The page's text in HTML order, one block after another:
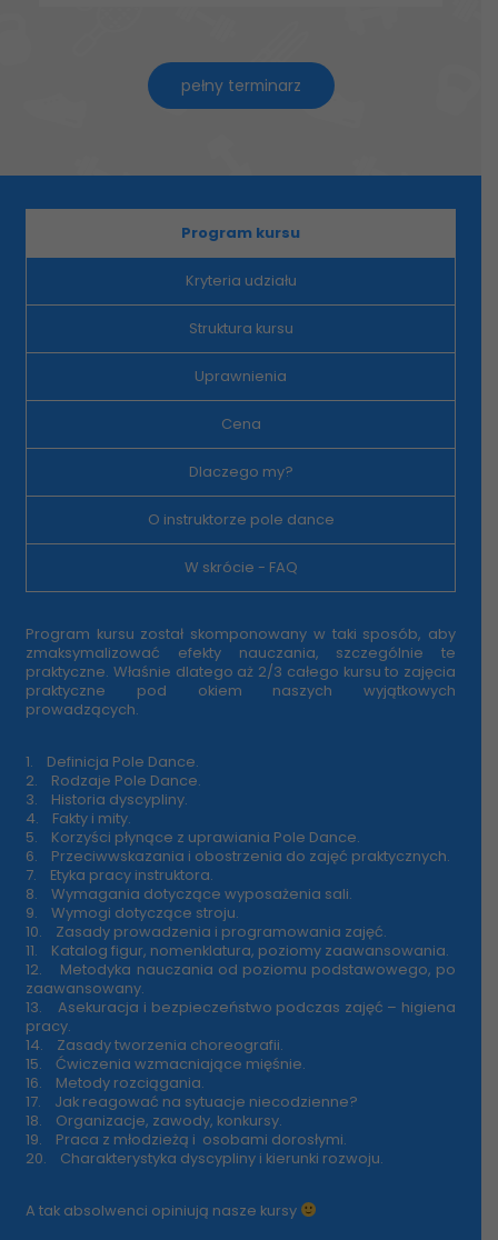
pełny terminarz
Program kursu
Kryteria udziału
Struktura kursu
Uprawnienia
Cena
Dlaczego my?
O instruktorze pole dance
W skrócie - FAQ
Program kursu został skomponowany w taki sposób, aby
zmaksymalizować efekty nauczania, szczególnie te
praktyczne. Właśnie dlatego aż 2/3 całego kursu to zajęcia
praktyczne pod okiem naszych wyjątkowych
prowadzących.
1. Definicja Pole Dance.
2. Rodzaje Pole Dance.
3. Historia dyscypliny.
4. Fakty i mity.
5. Korzyści płynące z uprawiania Pole Dance.
6. Przeciwwskazania i obostrzenia do zajęć praktycznych.
7. Etyka pracy instruktora.
8. Wymagania dotyczące wyposażenia sali.
9. Wymogi dotyczące stroju.
10. Zasady prowadzenia i programowania zajęć.
11. Katalog figur, nomenklatura, poziomy zaawansowania.
12. Metodyka nauczania od poziomu podstawowego, po
zaawansowany.
13. Asekuracja i bezpieczeństwo podczas zajęć – higiena
pracy.
14. Zasady tworzenia choreografii.
15. Ćwiczenia wzmacniające mięśnie.
16. Metody rozciągania.
17. Jak reagować na sytuacje niecodzienne?
18. Organizacje, zawody, konkursy.
19. Praca z młodzieżą i osobami dorosłymi.
20. Charakterystyka dyscypliny i kierunki rozwoju.
A tak absolwenci opiniują nasze kursy